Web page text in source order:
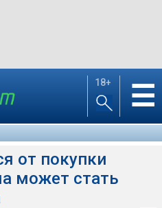
18+ ☰
от покупки
может стать